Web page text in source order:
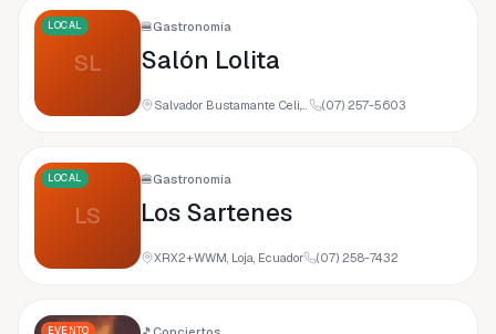
SL
LOCAL 🍔Gastronomía
Salón Lolita
Salvador Bustamante Celi, Loja, Ecuador (07) 257-5603
LS
LOCAL 🍔Gastronomía
Los Sartenes
XRX2+WWM, Loja, Ecuador (07) 258-7432
EVENTO